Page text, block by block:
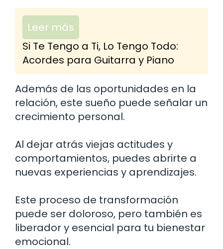
Leer más
Si Te Tengo a Ti, Lo Tengo Todo:
Acordes para Guitarra y Piano
Además de las oportunidades en la
relación, este sueño puede señalar un
crecimiento personal.
Al dejar atrás viejas actitudes y
comportamientos, puedes abrirte a
nuevas experiencias y aprendizajes.
Este proceso de transformación
puede ser doloroso, pero también es
liberador y esencial para tu bienestar
emocional.